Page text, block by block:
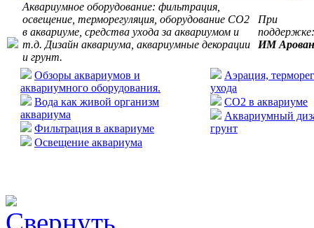
Аквариумное оборудование: фильтрация,
освещение, терморегуляция, оборудование СО2
в аквариуме, средства ухода за аквариумом и
т.д. Дизайн аквариума, аквариумные декорации
и грунт.
При
поддержке:
ИМ
Обзоры аквариумов и
аквариумного оборудования.
Вода как живой организм
аквариума
Фильтрация в аквариуме
Освещение аквариума
Аэрация,
ухода
CO2 в аквариуме
Аквариумный
грунт